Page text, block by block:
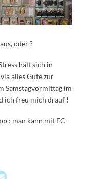
oder ?
hält sich in
alles Gute zur
Samstagvormittag im
ich freu mich drauf !
: man kann mit EC-